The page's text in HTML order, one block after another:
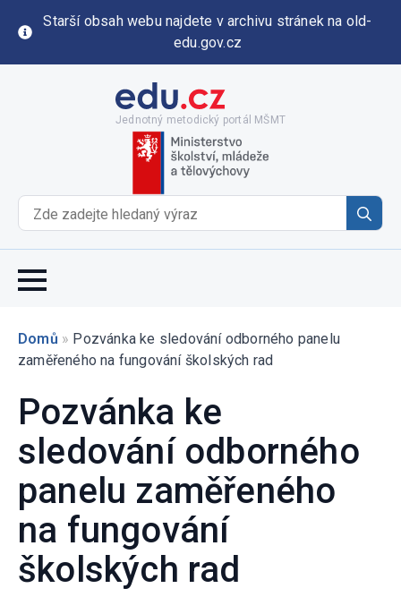
Starší obsah webu najdete v archivu stránek na old-
edu.gov.cz
Jednotný metodický portál MŠMT
for:
Domů » Pozvánka ke sledování odborného panelu
zaměřeného na fungování školských rad
Pozvánka ke
sledování odborného
panelu zaměřeného
na fungování
školských rad